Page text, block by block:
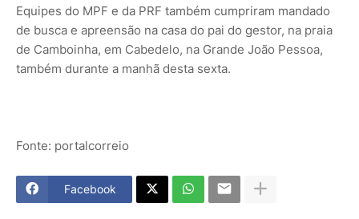
Equipes do MPF e da PRF também cumpriram mandado
de busca e apreensão na casa do pai do gestor, na praia
de Camboinha, em Cabedelo, na Grande João Pessoa,
também durante a manhã desta sexta.
Fonte: portalcorreio
Facebook